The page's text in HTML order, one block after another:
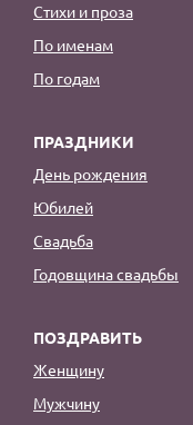
Стихи и проза
По именам
По годам
ПРАЗДНИКИ
День рождения
Юбилей
Свадьба
Годовщина свадьбы
ПОЗДРАВИТЬ
Женщину
Мужчину